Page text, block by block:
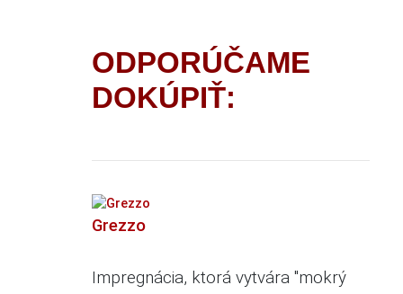
ODPORÚČAME
DOKÚPIŤ:
Grezzo
Impregnácia, ktorá vytvára "mokrý